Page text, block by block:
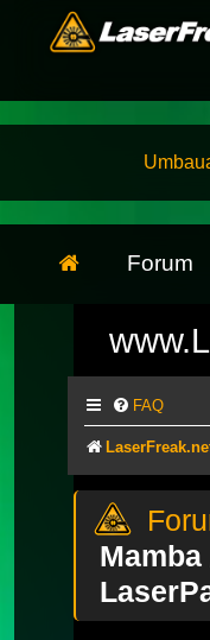
Forum
FAQ
Mamba